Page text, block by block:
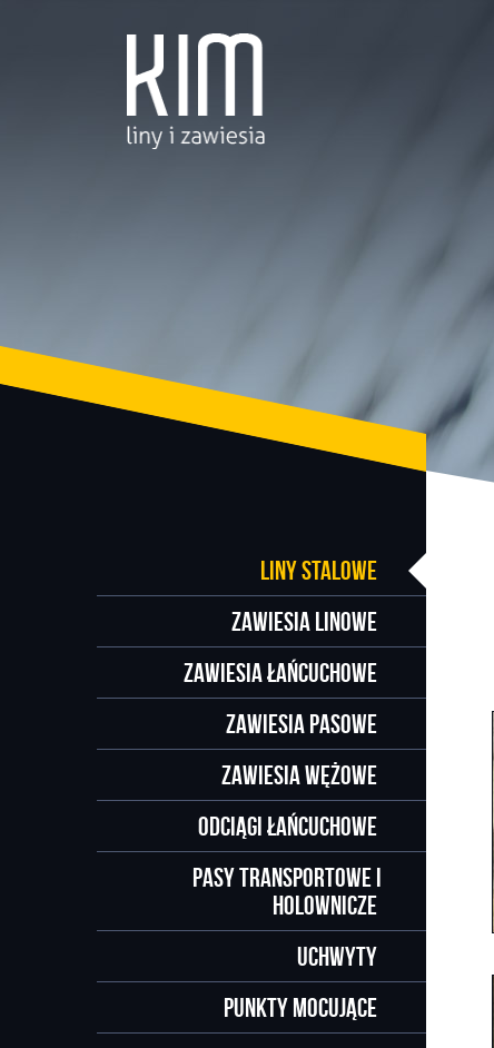
Liny stalowe
Zawiesia linowe
Zawiesia łańcuchowe
Zawiesia pasowe
Zawiesia wężowe
Odciągi łańcuchowe
Pasy transportowe i
holownicze
Uchwyty
Punkty mocujące